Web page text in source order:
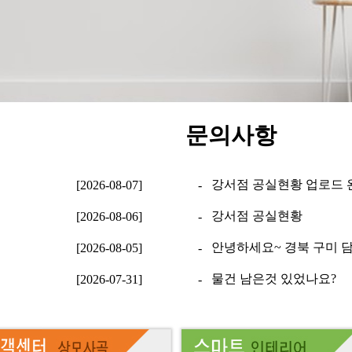
[2026-08-07]
[2026-08-06]
[2026-08-05]
[2026-07-31]
문의사항
- 강서점 공실현황 업로드
- 강서점 공실현황
- 안녕하세요~ 경북 구미
- 물건 남은것 있었나요?